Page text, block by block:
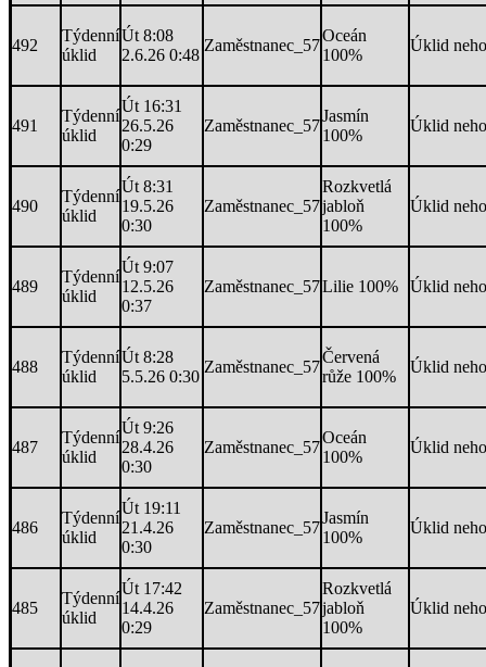
492
Týdenní
úklid
Út 8:08
2.6.26 0:48
Zaměstnanec_57
Oceán
100%
Úklid
491
Týdenní
úklid
Út 16:31
26.5.26
0:29
Zaměstnanec_57
Jasmín
100%
Úklid
490
Týdenní
úklid
Út 8:31
19.5.26
0:30
Zaměstnanec_57
Rozkvetlá
jabloň
100%
Úklid
489
Týdenní
úklid
Út 9:07
12.5.26
0:37
Zaměstnanec_57Lilie 100% Úklid
488
Týdenní
úklid
Út 8:28
5.5.26 0:30
Zaměstnanec_57
Červená
růže 100%
Úklid
487
Týdenní
úklid
Út 9:26
28.4.26
0:30
Zaměstnanec_57
Oceán
100%
Úklid
486
Týdenní
úklid
Út 19:11
21.4.26
0:30
Zaměstnanec_57
Jasmín
100%
Úklid
485
Týdenní
úklid
Út 17:42
14.4.26
0:29
Zaměstnanec_57
Rozkvetlá
jabloň
100%
Úklid